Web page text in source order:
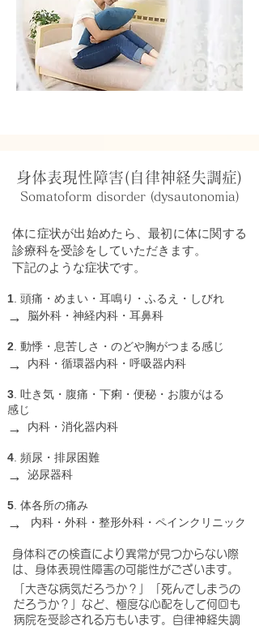
身体表現性障害(自律神経失調症)
Somatoform disorder (dysautonomia)
体に症状が出始めたら、最初に体に関する
診療科を受診をしていただきます。
下記のような症状です。
1 . 頭痛・めまい・耳鳴り・ふるえ・しびれ
→ 脳外科・神経内科・耳鼻科
2 . 動悸・息苦しさ・のどや胸がつまる感じ
→ 内科・循環器内科・呼吸器内科
3 . 吐き気・腹痛・下痢・便秘・お腹がはる
感じ
→ 内科・消化器内科
4 . 頻尿・排尿困難
→ 泌尿器科
5 . 体各所の痛み
→ 内科・外科・整形外科・ペインクリニック
身体科での検査により異常が見つからない際
は、身体表現性障害の可能性がございます。
「大きな病気だろうか？」「死んでしまうの
だろうか？」など、極度な心配をして何回も
病院を受診される方もいます。自律神経失調